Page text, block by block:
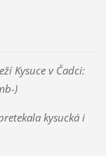
Kysuce v Čadci:
)
kysucká i